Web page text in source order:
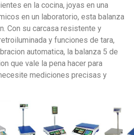
en la cocina, joyas en una
en un laboratorio, esta balanza
Con su carcasa resistente y
y funciones de tara,
automatica, la balanza 5 de
que vale la pena hacer para
mediciones precisas y